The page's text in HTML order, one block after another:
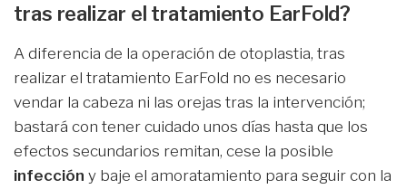
tras realizar el tratamiento EarFold?
A diferencia de la operación de otoplastia, tras
realizar el tratamiento EarFold no es necesario
vendar la cabeza ni las orejas tras la intervención;
bastará con tener cuidado unos días hasta que los
efectos secundarios remitan, cese la posible
infección y baje el amoratamiento para seguir con la